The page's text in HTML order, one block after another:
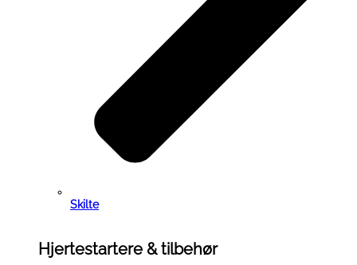
Skilte
Hjertestartere & tilbehør